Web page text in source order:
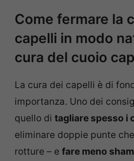
Come fermare la
capelli in modo
cura del cuoio
La cura dei capelli è di
importanza. Uno dei
quello di tagliare spesso i
eliminare doppie punte
rotture – e fare meno